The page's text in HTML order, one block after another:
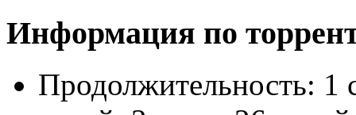
Информация по
Продолжительность: 1